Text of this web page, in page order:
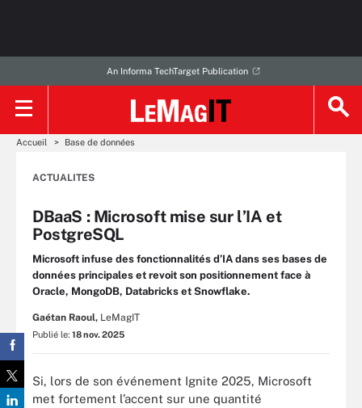
An Informa TechTarget Publication
Accueil Base de données
ACTUALITES
DBaaS : Microsoft mise sur l’IA et
PostgreSQL
Microsoft infuse des fonctionnalités d’IA dans ses bases de
données principales et revoit son positionnement face à
Oracle, MongoDB, Databricks et Snowflake.
Gaétan Raoul, LeMagIT
Publié le: 18 nov. 2025
Si, lors de son événement Ignite 2025, Microsoft
met fortement l’accent sur une quantité